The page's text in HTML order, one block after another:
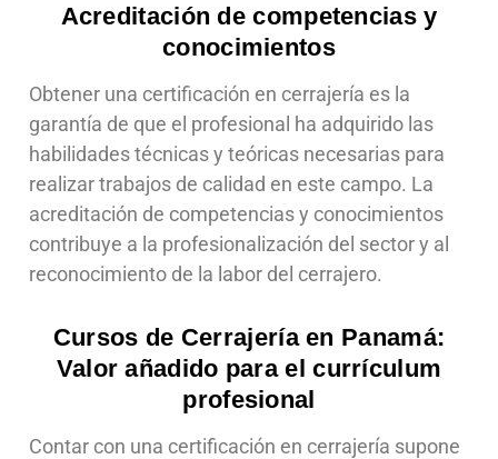
Acreditación de competencias y
conocimientos
Obtener una certificación en cerrajería es la
garantía de que el profesional ha adquirido las
habilidades técnicas y teóricas necesarias para
realizar trabajos de calidad en este campo. La
acreditación de competencias y conocimientos
contribuye a la profesionalización del sector y al
reconocimiento de la labor del cerrajero.
Cursos de Cerrajería en Panamá:
Valor añadido para el currículum
profesional
Contar con una certificación en cerrajería supone